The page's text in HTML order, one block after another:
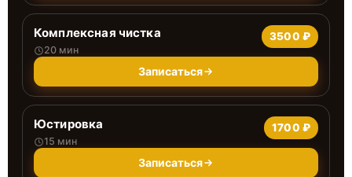
Комплексная чистка
20 мин
3500 ₽
Записаться
Юстировка
15 мин
1700 ₽
Записаться